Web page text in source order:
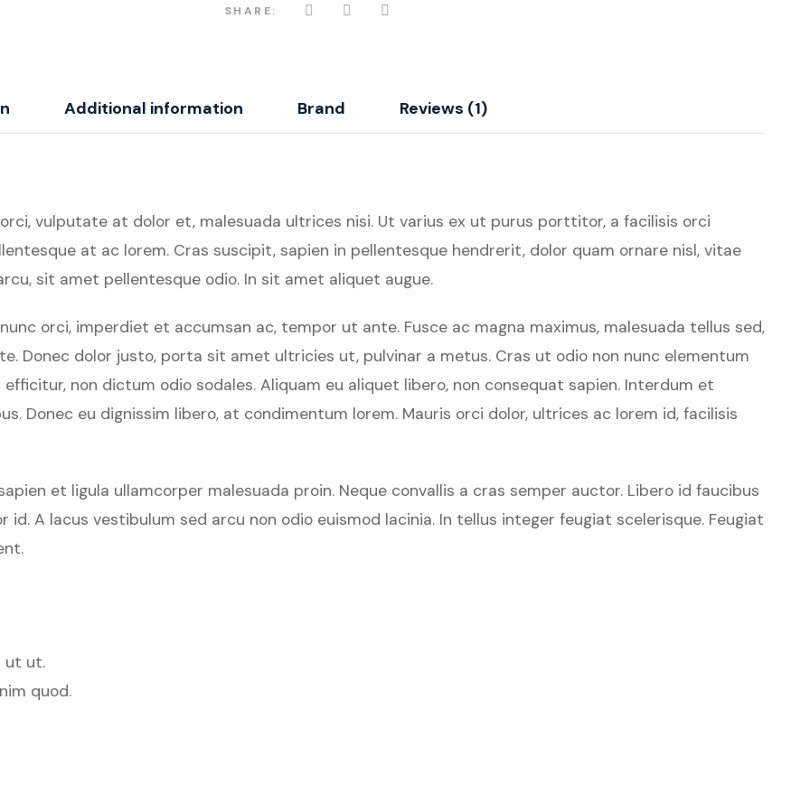
SHARE:
Additional information Brand Reviews (1)
vulputate at dolor et, malesuada ultrices nisi. Ut varius ex ut purus porttitor, a facilisis orci
at ac lorem. Cras suscipit, sapien in pellentesque hendrerit, dolor quam ornare nisl, vitae
sit amet pellentesque odio. In sit amet aliquet augue.
orci, imperdiet et accumsan ac, tempor ut ante. Fusce ac magna maximus, malesuada tellus sed,
Donec dolor justo, porta sit amet ultricies ut, pulvinar a metus. Cras ut odio non nunc elementum
non dictum odio sodales. Aliquam eu aliquet libero, non consequat sapien. Interdum et
Donec eu dignissim libero, at condimentum lorem. Mauris orci dolor, ultrices ac lorem id, facilisis
et ligula ullamcorper malesuada proin. Neque convallis a cras semper auctor. Libero id faucibus
A lacus vestibulum sed arcu non odio euismod lacinia. In tellus integer feugiat scelerisque. Feugiat
ut ut.
quod.